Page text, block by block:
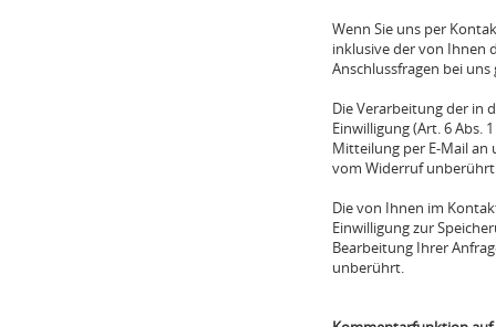
Wenn Sie uns per
inklusive der von Ihnen
Anschlussfragen bei
Die Verarbeitung der in
Einwilligung (Art. 6 Abs.
Mitteilung per E-Mail an
vom Widerruf
Die von Ihnen im
Einwilligung zur
Bearbeitung Ihrer
unberührt.